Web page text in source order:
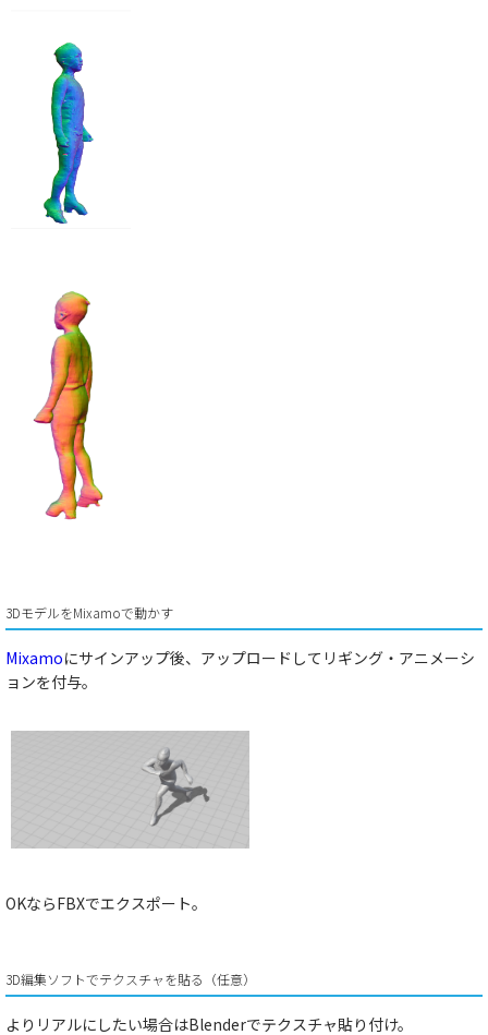
3DモデルをMixamoで動かす
Mixamoにサインアップ後、アップロードしてリギング・アニメーシ
ョンを付与。
OKならFBXでエクスポート。
3D編集ソフトでテクスチャを貼る（任意）
よりリアルにしたい場合はBlenderでテクスチャ貼り付け。